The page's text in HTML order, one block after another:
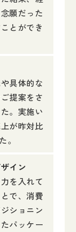
願だった
とができ
具体的な
提案をさ
。実施い
が昨対比
。
イン
を入れて
で、消費
ショニン
パッケー